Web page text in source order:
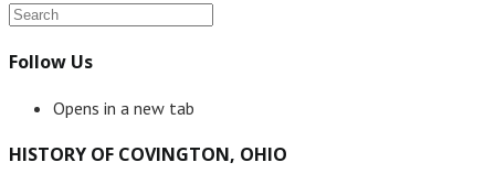
Follow Us
Opens in a new tab
HISTORY OF COVINGTON, OHIO